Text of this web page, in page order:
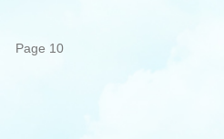
Page 10